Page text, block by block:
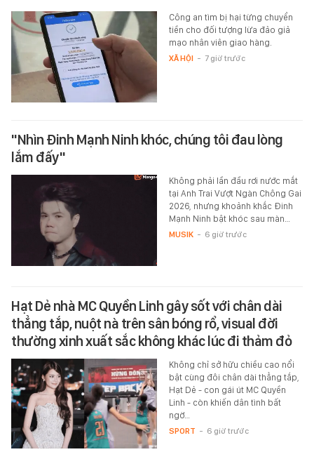
Công an tìm bị hại từng chuyển
tiền cho đối tượng lừa đảo giả
mạo nhân viên giao hàng.
XÃ HỘI - 7 giờ trước
"Nhìn Đinh Mạnh Ninh khóc, chúng tôi đau lòng
lắm đấy"
Không phải lần đầu rơi nước mắt
tại Anh Trai Vượt Ngàn Chông Gai
2026, nhưng khoảnh khắc Đinh
Mạnh Ninh bật khóc sau màn…
MUSIK - 6 giờ trước
Hạt Dẻ nhà MC Quyền Linh gây sốt với chân dài
thẳng tắp, nuột nà trên sân bóng rổ, visual đời
thường xinh xuất sắc không khác lúc đi thảm đỏ
Không chỉ sở hữu chiều cao nổi
bật cùng đôi chân dài thẳng tắp,
Hạt Dẻ - con gái út MC Quyền
Linh - còn khiến dân tình bất
ngờ…
SPORT - 6 giờ trước